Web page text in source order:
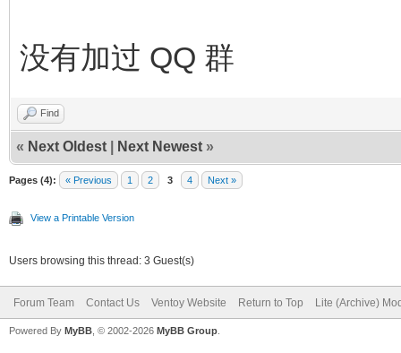
没有加过 QQ 群
Find
« Next Oldest Next Newest »
Pages (4): « Previous 1 2 3 4 Next »
View a Printable Version
Users browsing this thread: 3 Guest(s)
Forum Team Contact Us Ventoy Website Return to Top Lite (Archive)
Powered By MyBB , © 2002-2026 MyBB Group